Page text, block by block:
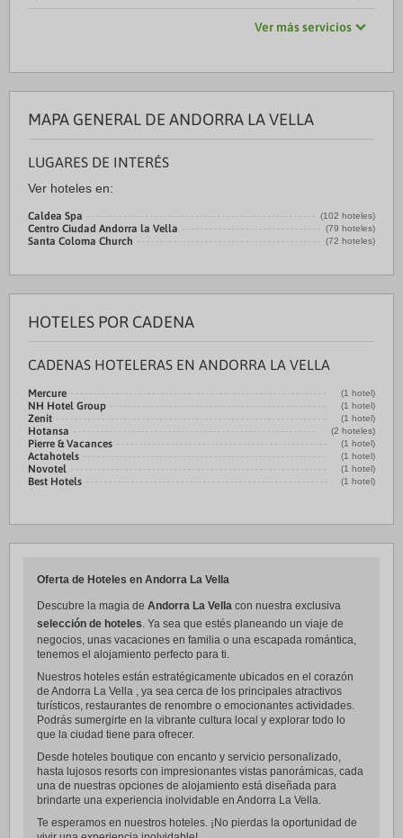
Ver más servicios
MAPA GENERAL DE ANDORRA LA VELLA
LUGARES DE INTERÉS
Ver hoteles en:
Caldea Spa (102 hoteles)
Centro Ciudad Andorra la Vella (79 hoteles)
Santa Coloma Church (72 hoteles)
HOTELES POR CADENA
CADENAS HOTELERAS EN ANDORRA LA VELLA
Mercure (1 hotel)
NH Hotel Group (1 hotel)
Zenit (1 hotel)
Hotansa (2 hoteles)
Pierre & Vacances (1 hotel)
Actahotels (1 hotel)
Novotel (1 hotel)
Best Hotels (1 hotel)
Oferta de Hoteles en Andorra La Vella
Descubre la magia de Andorra La Vella con nuestra exclusiva
selección de hoteles. Ya sea que estés planeando un viaje de
negocios, unas vacaciones en familia o una escapada romántica,
tenemos el alojamiento perfecto para ti.
Nuestros hoteles están estratégicamente ubicados en el corazón
de Andorra La Vella , ya sea cerca de los principales atractivos
turísticos, restaurantes de renombre o emocionantes actividades.
Podrás sumergirte en la vibrante cultura local y explorar todo lo
que la ciudad tiene para ofrecer.
Desde hoteles boutique con encanto y servicio personalizado,
hasta lujosos resorts con impresionantes vistas panorámicas, cada
una de nuestras opciones de alojamiento está diseñada para
brindarte una experiencia inolvidable en Andorra La Vella.
Te esperamos en nuestros hoteles. ¡No pierdas la oportunidad de